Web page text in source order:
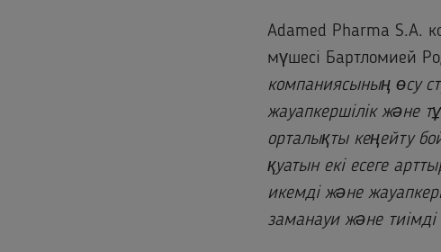
Adamed Pharma S.A.
мүшесі Бартломией
компаниясының өсу
жауапкершілік және
орталықты кеңейту
қуатын екі есеге
икемді және
заманауи және тиімді